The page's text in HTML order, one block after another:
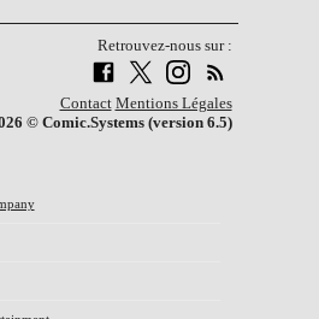
Retrouvez-nous sur :
Contact Mentions Légales
© Comic.Systems (version 6.5)